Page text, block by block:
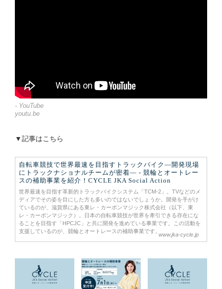
- YouTube
youtu.be
▼記事はこちら
自転車競技で世界最速を目指すトラックバイク―開発現場
にトラックナショナルチームが密着― - 競輪とオートレー
スの補助事業を紹介！CYCLE JKA Social Action
世界最速を目指す革新的トラックバイクシステム「TCM-2」。TVなどのメ
ディアでその姿を目にした方も多いのではないでしょうか。開発を手がけ
ているのが、滋賀県にある東レ・カーボンマジック株式会社（以下、東
レ・カーボンマジック）。日本の自転車競技が世界を牽引できる存在にな
ることを目指す「HPCJC」と共に開発を進めている事業です。この活動を
支援しているのが、競輪とオートレースの補助事業です。
www.jka-cycle.jp